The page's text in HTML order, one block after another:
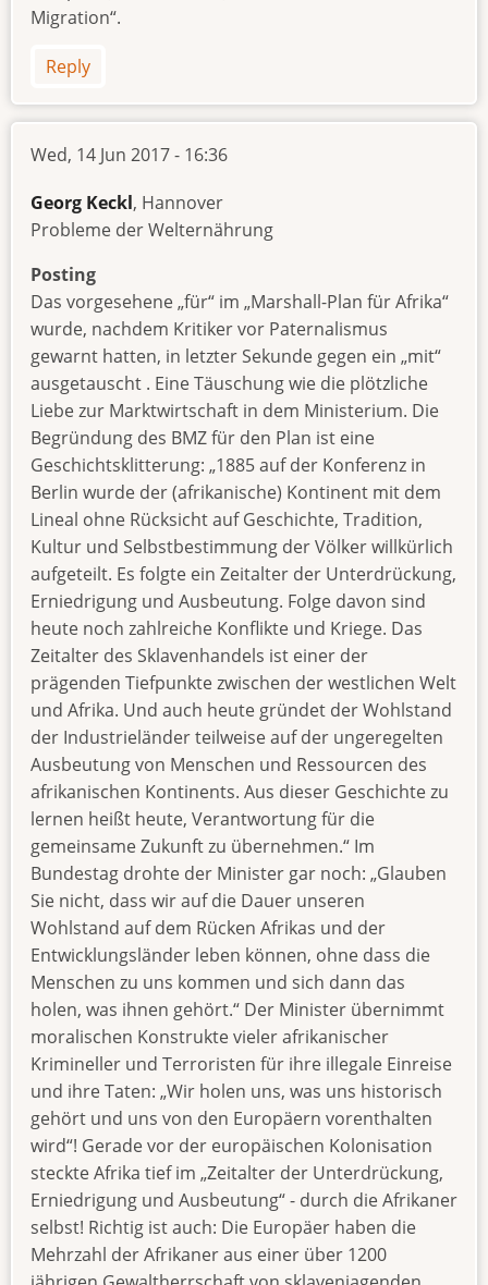
Migration“.
Reply
Wed, 14 Jun 2017 - 16:36
Georg Keckl, Hannover
Probleme der Welternährung
Posting
Das vorgesehene „für“ im „Marshall-Plan für Afrika“
wurde, nachdem Kritiker vor Paternalismus
gewarnt hatten, in letzter Sekunde gegen ein „mit“
ausgetauscht . Eine Täuschung wie die plötzliche
Liebe zur Marktwirtschaft in dem Ministerium. Die
Begründung des BMZ für den Plan ist eine
Geschichtsklitterung: „1885 auf der Konferenz in
Berlin wurde der (afrikanische) Kontinent mit dem
Lineal ohne Rücksicht auf Geschichte, Tradition,
Kultur und Selbstbestimmung der Völker willkürlich
aufgeteilt. Es folgte ein Zeitalter der Unterdrückung,
Erniedrigung und Ausbeutung. Folge davon sind
heute noch zahlreiche Konflikte und Kriege. Das
Zeitalter des Sklavenhandels ist einer der
prägenden Tiefpunkte zwischen der westlichen Welt
und Afrika. Und auch heute gründet der Wohlstand
der Industrieländer teilweise auf der ungeregelten
Ausbeutung von Menschen und Ressourcen des
afrikanischen Kontinents. Aus dieser Geschichte zu
lernen heißt heute, Verantwortung für die
gemeinsame Zukunft zu übernehmen.“ Im
Bundestag drohte der Minister gar noch: „Glauben
Sie nicht, dass wir auf die Dauer unseren
Wohlstand auf dem Rücken Afrikas und der
Entwicklungsländer leben können, ohne dass die
Menschen zu uns kommen und sich dann das
holen, was ihnen gehört.“ Der Minister übernimmt
moralischen Konstrukte vieler afrikanischer
Krimineller und Terroristen für ihre illegale Einreise
und ihre Taten: „Wir holen uns, was uns historisch
gehört und uns von den Europäern vorenthalten
wird“! Gerade vor der europäischen Kolonisation
steckte Afrika tief im „Zeitalter der Unterdrückung,
Erniedrigung und Ausbeutung“ - durch die Afrikaner
selbst! Richtig ist auch: Die Europäer haben die
Mehrzahl der Afrikaner aus einer über 1200